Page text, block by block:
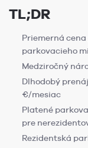
TL;DR
Priemerná
parkovacieho
Medziročný
Dlhodobý
€/mesiac
Platené
pre
Rezidentská